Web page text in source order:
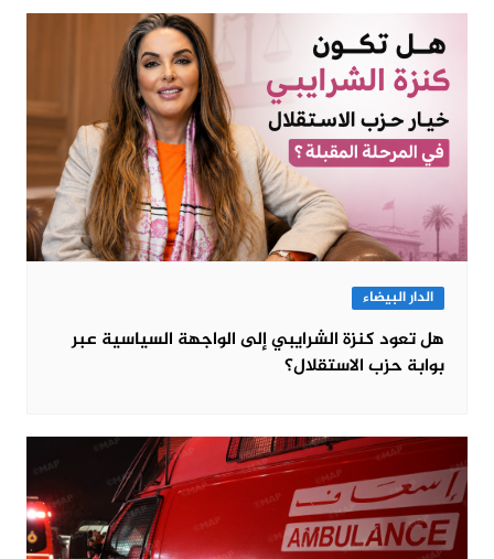
الدار البيضاء
هل تعود كنزة الشرايبي إلى الواجهة السياسية عبر
بوابة حزب الاستقلال؟